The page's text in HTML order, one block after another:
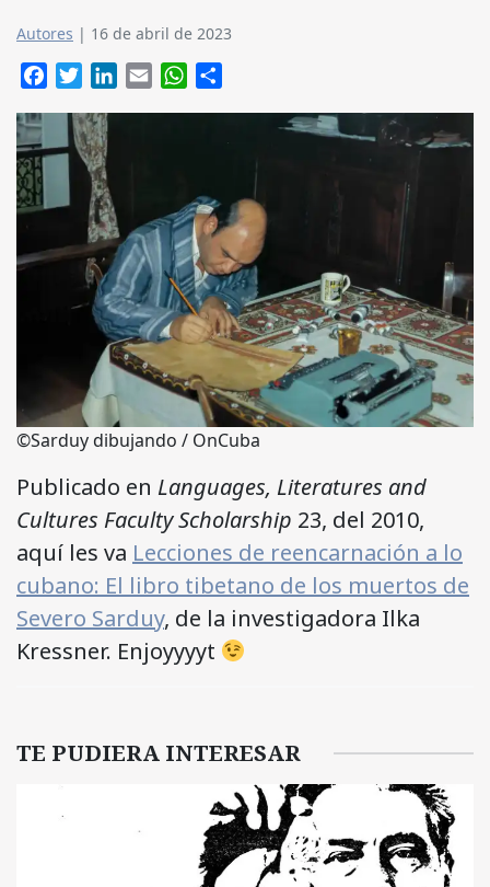
Autores | 16 de abril de 2023
FacebookTwitterLinkedIn
Email WhatsApp
©Sarduy dibujando / OnCuba
Publicado en Languages, Literatures and
Cultures Faculty Scholarship 23, del 2010,
aquí les va Lecciones de reencarnación a lo
cubano: El libro tibetano de los muertos de
Severo Sarduy, de la investigadora Ilka
Kressner. Enjoyyyyt
TE PUDIERA INTERESAR